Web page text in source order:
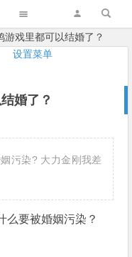
设置菜单
游戏里都可以结婚了？
婚了？
污染? 大力金刚我差
么要被婚姻污染？